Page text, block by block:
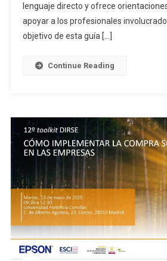
lenguaje directo y ofrece
apoyar a los profesionales
objetivo de esta guía […]
Continue Reading